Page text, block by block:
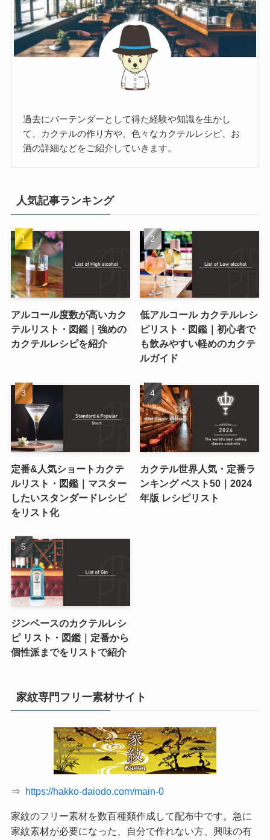
過去にバーテンダーとして得た経験や知識を生かし
て、カクテルの作り方や、色々なカクテルレシピ、お
酒の詳細などをご紹介していきます。
人気記事ランキング
アルコール度数が高いカク
テルリスト・図鑑｜強めの
カクテルレシピを紹介
低アルコール カクテルレシ
ピリスト・図鑑｜初心者で
も飲みやすい軽めのカクテ
ルガイド
定番&人気ショートカクテ
ルリスト・図鑑｜マスター
したいスタンダードレシピ
をリスト化
カクテル世界人気・定番ラ
ンキング ベスト50｜2024
年版 レシピリスト
ジンベースのカクテルレシ
ピ リスト・図鑑｜定番から
個性派までをリストで紹介
家紋専門フリー素材サイト
⇒ https://hakko-daiodo.com/main-0
家紋のフリー素材を数百種類作成して配布中です。急に
家紋素材が必要になった、自分で作れない方、興味の有